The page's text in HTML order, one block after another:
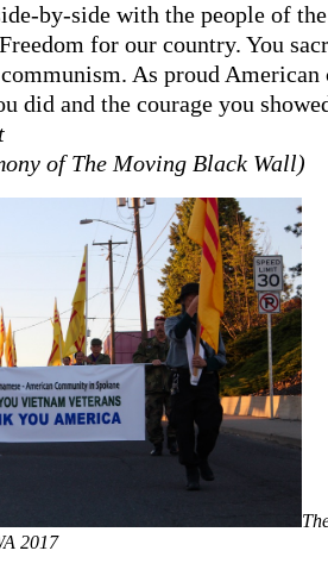
by-side with the people of
for our country. You
As proud
did and the courage you
of The Moving Black Wall)
2017